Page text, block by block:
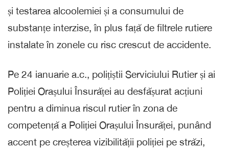
și testarea alcoolemiei și a consumului de
substanțe interzise, în plus față de filtrele rutiere
instalate în zonele cu risc crescut de accidente.
Pe 24 ianuarie a.c., polițiștii Serviciului Rutier și ai
Poliției Orașului Însurăței au desfășurat acțiuni
pentru a diminua riscul rutier în zona de
competență a Poliției Orașului Însurăței, punând
accent pe creșterea vizibilității poliției pe străzi,